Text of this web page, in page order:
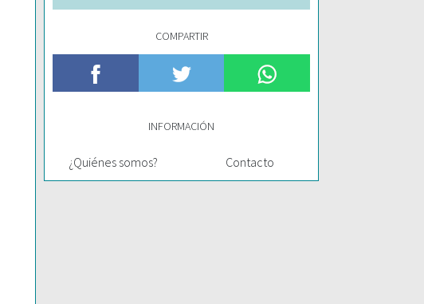
COMPARTIR
INFORMACIÓN
¿Quiénes somos? Contacto